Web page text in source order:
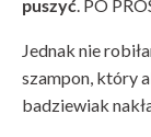
puszyć . PO
Jednak nie
szampon, który
badziewiak